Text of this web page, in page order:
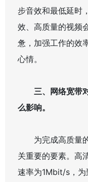
步音效和最低延时
效、高质量的视频
惫，加强工作的效
心情。
三、网络宽带对
么影响。
为完成高质量的
关重要的要素。高
速率为1Mbit/s，为